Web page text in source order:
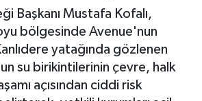
Başkanı Mustafa Kofalı,
bölgesinde Avenue'nun
yatağında gözlenen
su birikintilerinin çevre, halk
açısından ciddi risk